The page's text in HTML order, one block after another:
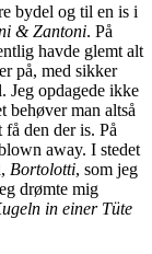
bydel og til en is i
& Zantoni. På
havde glemt alt
på, med sikker
Jeg opdagede ikke
behøver man altså
den der is. På
away. I stedet
Bortolotti, som jeg
drømte mig
in einer Tüte